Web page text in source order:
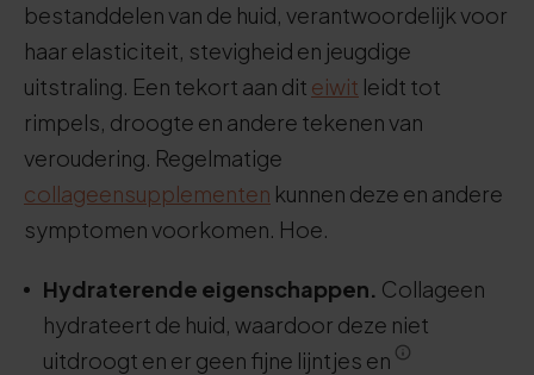
bestanddelen van de huid, verantwoordelijk voor
haar elasticiteit, stevigheid en jeugdige
uitstraling. Een tekort aan dit eiwit leidt tot
rimpels, droogte en andere tekenen van
veroudering. Regelmatige
collageensupplementen kunnen deze en andere
symptomen voorkomen. Hoe.
Hydraterende eigenschappen. Collageen
hydrateert de huid, waardoor deze niet
uitdroogt en er geen fijne lijntjes en